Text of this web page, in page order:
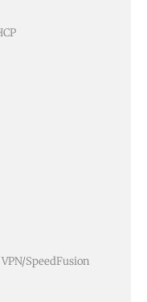
SpeedFusion